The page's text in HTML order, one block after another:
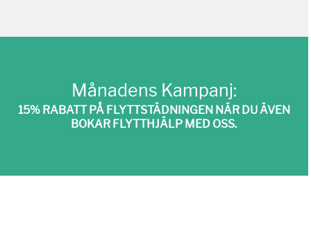
Månadens Kampanj:
15% RABATT PÅ FLYTTSTÄDNINGEN NÄR DU ÄVEN
BOKAR FLYTTHJÄLP MED OSS.